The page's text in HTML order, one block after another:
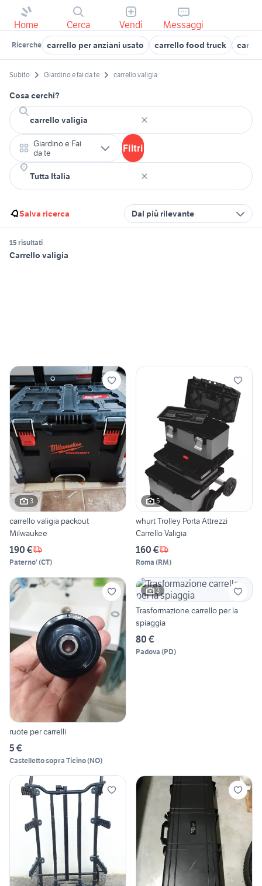
Home Cerca Vendi Messaggi
Ricerche carrello per anziani usato carrello food truck
Subito Giardino e fai da te carrello valigia
Cosa cerchi?
Giardino e Fai
da te
Filtri
Salva ricerca Dal più rilevante
15 risultati
Carrello valigia
3
carrello valigia packout
Milwaukee
190 €
Paterno' (CT)
5
whurt Trolley Porta Attrezzi
Carrello Valigia
160 €
Roma (RM)
ruote per carrelli
5 €
Castelletto sopra Ticino(NO)
3
Trasformazione carrello per la
spiaggia
80 €
Padova (PD)